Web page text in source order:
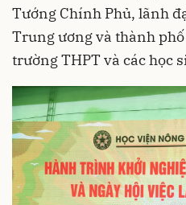
Tướng Chính Phủ, lãnh
Trung ương và thành
trường THPT và các học